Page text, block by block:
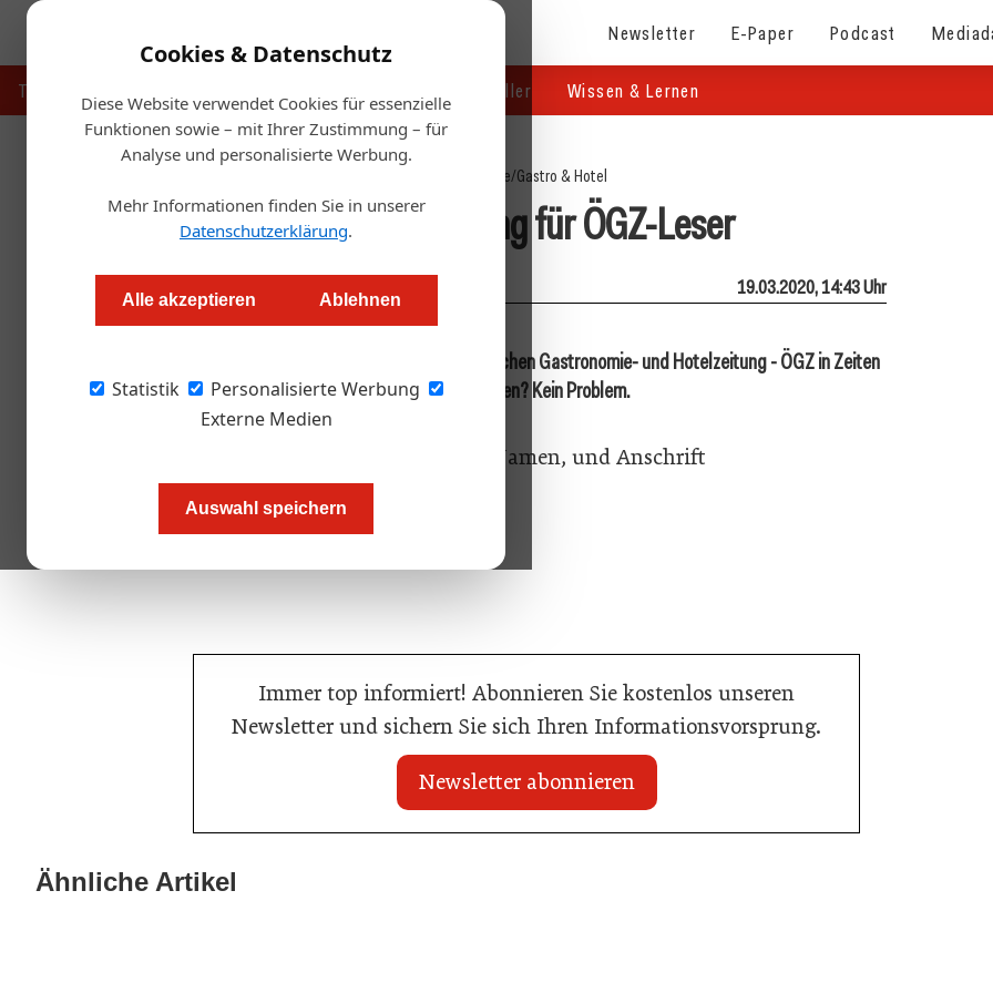
Cookies & Datenschutz
Diese Website verwendet Cookies für essenzielle
Funktionen sowie – mit Ihrer Zustimmung – für
Analyse und personalisierte Werbung.
Mehr Informationen finden Sie in unserer
Datenschutzerklärung.
Alle akzeptieren Ablehnen
Statistik
Personalisierte Werbung
Externe Medien
Auswahl speichern
Newsletter E-Paper Podcast
Touristik Handel & Hersteller Wissen & Lernen
Startseite/Gastro & Hotel
Abo-Änderung für ÖGZ-Leser
Redaktion 19.03.2020, 14:43 Uhr
Sie möchten die Printausgabe der Österreichischen Gastronomie- und Hotelzeitung - ÖGZ in Zeiten
der Schließungen an die Heimadresse bekommen? Kein Problem.
Bitte senden Sie einfach (Firmen-)Namen, und Anschrift
anaboservice@wirtschaftsverlag.at
Immer top informiert! Abonnieren Sie kostenlos unseren
Newsletter und sichern Sie sich Ihren Informationsvorsprung.
Newsletter abonnieren
Ähnliche Artikel
Travel Start-up Night 2026: Beste